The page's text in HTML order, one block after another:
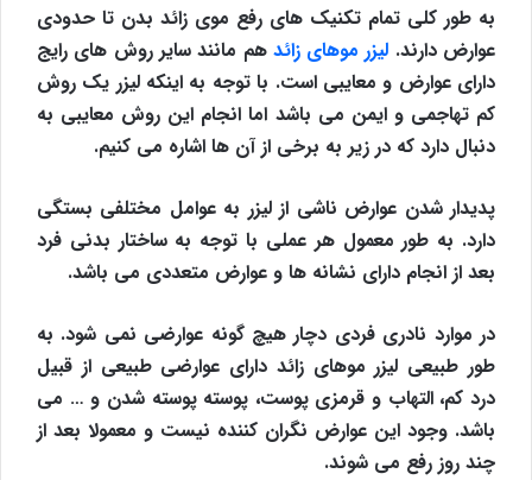
به طور کلی تمام تکنیک های رفع موی زائد بدن تا حدودی
عوارض دارند. لیزر موهای زائدهم مانند سایر روش های رایج
دارای عوارض و معایبی است. با توجه به اینکه لیزر یک روش
کم تهاجمی و ایمن می باشد اما انجام این روش معایبی به
دنبال دارد که در زیر به برخی از آن ها اشاره می کنیم.
پدیدار شدن عوارض ناشی از لیزر به عوامل مختلفی بستگی
دارد. به طور معمول هر عملی با توجه به ساختار بدنی فرد
بعد از انجام دارای نشانه ها و عوارض متعددی می باشد.
در موارد نادری فردی دچار هیچ گونه عوارضی نمی شود. به
طور طبیعی لیزر موهای زائد دارای عوارضی طبیعی از قبیل
درد کم، التهاب و قرمزی پوست، پوسته پوسته شدن و … می
باشد. وجود این عوارض نگران کننده نیست و معمولا بعد از
چند روز رفع می شوند.